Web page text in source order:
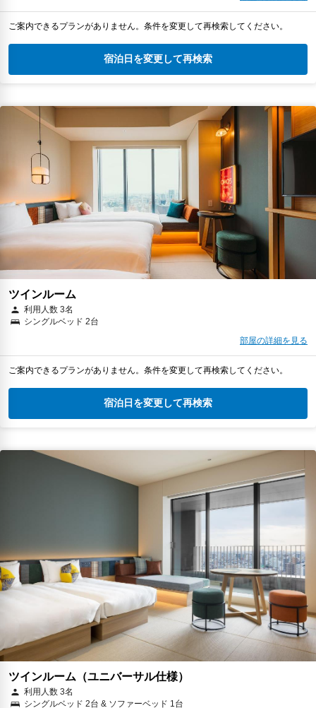
ご案内できるプランがありません。条件を変更して再検索してください。
宿泊日を変更して再検索
ツインルーム
利用人数 3名
シングルベッド 2台
部屋の詳細を見る
ご案内できるプランがありません。条件を変更して再検索してください。
宿泊日を変更して再検索
ツインルーム（ユニバーサル仕様）
利用人数 3名
シングルベッド 2台 & ソファーベッド 1台